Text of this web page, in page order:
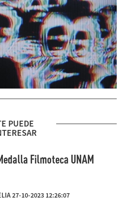
PUEDE
Filmoteca UNAM
27-10-2023 12:26:07